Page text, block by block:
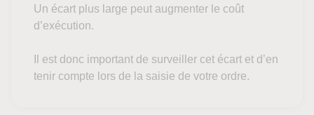
Un écart plus large peut augmenter le coût
d’exécution.
Il est donc important de surveiller cet écart et d’en
tenir compte lors de la saisie de votre ordre.